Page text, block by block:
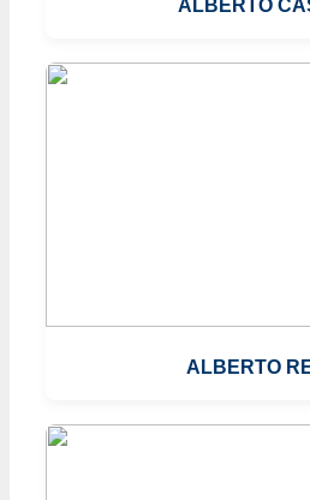
ALBERTO
ALBERTO